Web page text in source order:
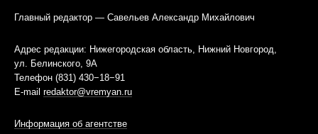
Главный редактор — Савельев Александр Михайлович
Адрес редакции: Нижегородская область, Нижний Новгород,
ул. Белинского, 9А
Телефон (831) 430−18−91
E-mail redaktor@vremyan.ru
Информация об агентстве